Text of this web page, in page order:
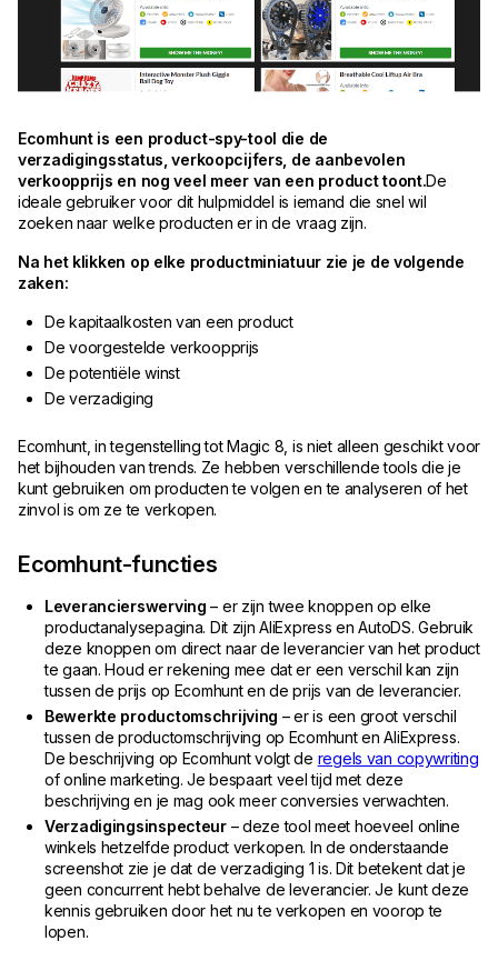
Ecomhunt is een product-spy-tool die de
verzadigingsstatus, verkoopcijfers, de aanbevolen
verkoopprijs en nog veel meer van een product toont.De
ideale gebruiker voor dit hulpmiddel is iemand die snel wil
zoeken naar welke producten er in de vraag zijn.
Na het klikken op elke productminiatuur zie je de volgende
zaken:
De kapitaalkosten van een product
De voorgestelde verkoopprijs
De potentiële winst
De verzadiging
Ecomhunt, in tegenstelling tot Magic 8, is niet alleen geschikt voor
het bijhouden van trends. Ze hebben verschillende tools die je
kunt gebruiken om producten te volgen en te analyseren of het
zinvol is om ze te verkopen.
Ecomhunt-functies
Leverancierswerving – er zijn twee knoppen op elke
productanalysepagina. Dit zijn AliExpress en AutoDS. Gebruik
deze knoppen om direct naar de leverancier van het product
te gaan. Houd er rekening mee dat er een verschil kan zijn
tussen de prijs op Ecomhunt en de prijs van de leverancier.
Bewerkte productomschrijving – er is een groot verschil
tussen de productomschrijving op Ecomhunt en AliExpress.
De beschrijving op Ecomhunt volgt de regels van copywriting
of online marketing. Je bespaart veel tijd met deze
beschrijving en je mag ook meer conversies verwachten.
Verzadigingsinspecteur– deze tool meet hoeveel online
winkels hetzelfde product verkopen. In de onderstaande
screenshot zie je dat de verzadiging 1 is. Dit betekent dat je
geen concurrent hebt behalve de leverancier. Je kunt deze
kennis gebruiken door het nu te verkopen en voorop te
lopen.